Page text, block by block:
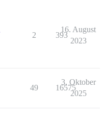
2 393
16. August
2023
49 16575
3. Oktober
2025